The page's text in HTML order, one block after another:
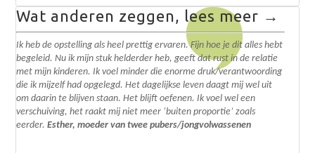
Wat anderen zeggen, lees meer →
Ik heb de opstelling als heel prettig ervaren. Fijn hoe je dit alles hebt
begeleid. Nu ik mijn stuk helderder heb, geeft dat rust in de relatie
met mijn kinderen. Ik voel minder die enorme druk/verantwoording
die ik mijzelf had opgelegd.Het dagelijkse leven daagt mij wel uit
om daarin te blijven staan. Het blijft oefenen. Ik voel wel een
verschuiving, het raakt mij niet meer ‘buiten proportie’ zoals
eerder.Esther, moeder van twee pubers/jongvolwassenen